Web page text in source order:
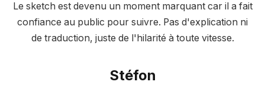
Le sketch est devenu un moment marquant car il a fait
confiance au public pour suivre. Pas d'explication ni
de traduction, juste de l'hilarité à toute vitesse.
Stéfon